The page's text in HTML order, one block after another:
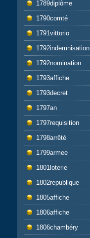
1789diplôme
1790comté
1791vittorio
1792indemnisation
1792nomination
1793affiche
1793decret
1797an
1797requisition
1798arrêté
1799armee
1801loterie
1802republique
1805affiche
1806affiche
1806chambéry